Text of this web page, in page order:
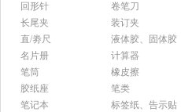
回形针
卷笔刀
长尾夹
装订夹
直/劵尺
液体胶、固体胶
名片册
计算器
笔筒
橡皮擦
胶纸座
笔类
笔记本
标签纸、告示贴